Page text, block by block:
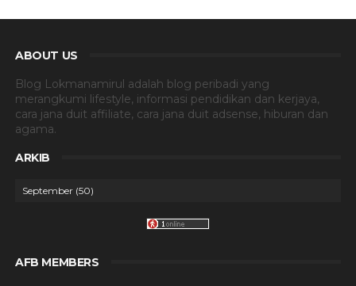
ABOUT US
Blog Lokmanamirul adalah blog peribadi yang
merangkumi lifestyle, informasi pendidikan dan kerjaya,
cara jana duit affiliate, cara jana duit adsense, hiburan dan
agama.
ARKIB
AFB MEMBERS